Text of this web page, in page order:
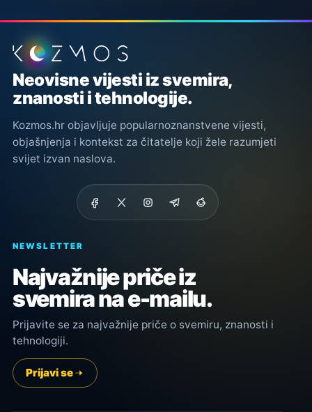
Podnožje stranice
Neovisne vijesti iz svemira,
znanosti i tehnologije.
Kozmos.hr objavljuje popularnoznanstvene vijesti,
objašnjenja i kontekst za čitatelje koji žele razumjeti
svijet izvan naslova.
NEWSLETTER
Najvažnije priče iz
svemira na e-mailu.
Prijavite se za najvažnije priče o svemiru, znanosti i
tehnologiji.
Prijavi se